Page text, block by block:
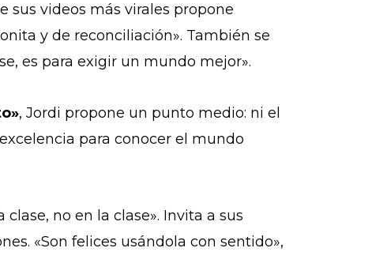
sus videos más virales propone
y de reconciliación». También se
es para exigir un mundo mejor».
, Jordi propone un punto medio: ni el
para conocer el mundo
no en la clase». Invita a sus
«Son felices usándola con sentido»,